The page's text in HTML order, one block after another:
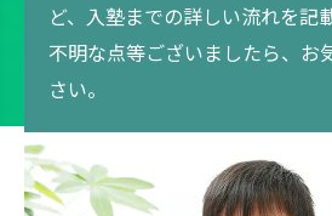
ど、入塾までの詳しい流れを記
不明な点等ございましたら、お
さい。